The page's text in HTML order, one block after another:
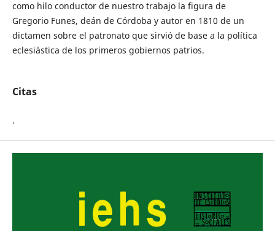
como hilo conductor de nuestro trabajo la figura de
Gregorio Funes, deán de Córdoba y autor en 1810 de un
dictamen sobre el patronato que sirvió de base a la política
eclesiástica de los primeros gobiernos patrios.
Citas
.